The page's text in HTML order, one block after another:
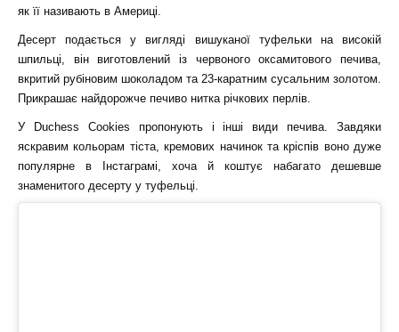
як її називають в Америці.
Десерт подається у вигляді вишуканої туфельки на високій
шпильці, він виготовлений із червоного оксамитового печива,
вкритий рубіновим шоколадом та 23-каратним сусальним золотом.
Прикрашає найдорожче печиво нитка річкових перлів.
У Duchess Cookies пропонують і інші види печива. Завдяки
яскравим кольорам тіста, кремових начинок та кріспів воно дуже
популярне в Інстаграмі, хоча й коштує набагато дешевше
знаменитого десерту у туфельці.